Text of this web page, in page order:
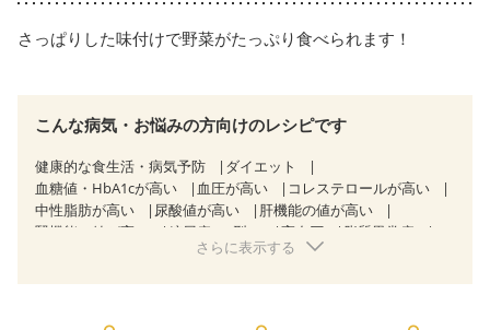
さっぱりした味付けで野菜がたっぷり食べられます！
こんな病気・お悩みの方向けのレシピです
健康的な食生活・病気予防
ダイエット
血糖値・HbA1cが高い
血圧が高い
コレステロールが高い
中性脂肪が高い
尿酸値が高い
肝機能の値が高い
腎機能の値が高い
糖尿病（2型） 高血圧
脂質異常症
狭心症 心筋梗塞
さらに表示する